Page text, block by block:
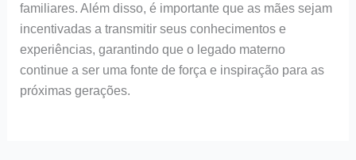
familiares. Além disso, é importante que as mães sejam
incentivadas a transmitir seus conhecimentos e
experiências, garantindo que o legado materno
continue a ser uma fonte de força e inspiração para as
próximas gerações.